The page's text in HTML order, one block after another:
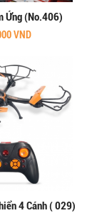
Ứng (No.406)
VND
4 Cánh ( 029)